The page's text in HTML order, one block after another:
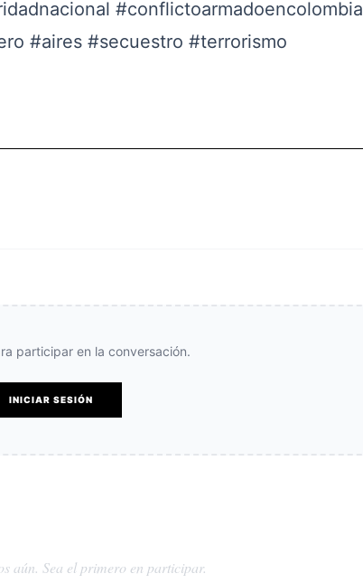
#conflictoarmadoencolombia
#aires #secuestro #terrorismo
participar en la conversación.
INICIAR SESIÓN
aún. Sea el primero en participar.